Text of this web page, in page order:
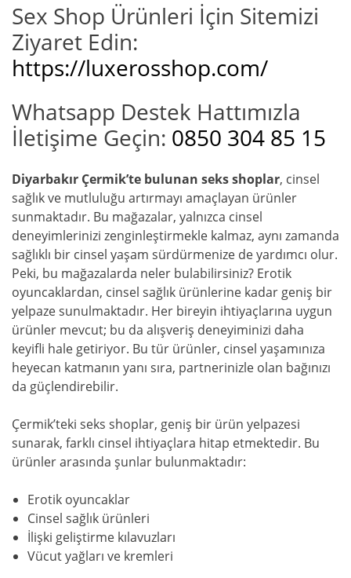
Sex Shop Ürünleri İçin Sitemizi
Ziyaret Edin:
https://luxerosshop.com/
Whatsapp Destek Hattımızla
İletişime Geçin: 0850 304 85 15
Diyarbakır Çermik’te bulunan seks shoplar, cinsel
sağlık ve mutluluğu artırmayı amaçlayan ürünler
sunmaktadır. Bu mağazalar, yalnızca cinsel
deneyimlerinizi zenginleştirmekle kalmaz, aynı zamanda
sağlıklı bir cinsel yaşam sürdürmenize de yardımcı olur.
Peki, bu mağazalarda neler bulabilirsiniz? Erotik
oyuncaklardan, cinsel sağlık ürünlerine kadar geniş bir
yelpaze sunulmaktadır. Her bireyin ihtiyaçlarına uygun
ürünler mevcut; bu da alışveriş deneyiminizi daha
keyifli hale getiriyor. Bu tür ürünler, cinsel yaşamınıza
heyecan katmanın yanı sıra, partnerinizle olan bağınızı
da güçlendirebilir.
Çermik’teki seks shoplar, geniş bir ürün yelpazesi
sunarak, farklı cinsel ihtiyaçlara hitap etmektedir. Bu
ürünler arasında şunlar bulunmaktadır:
Erotik oyuncaklar
Cinsel sağlık ürünleri
İlişki geliştirme kılavuzları
Vücut yağları ve kremleri